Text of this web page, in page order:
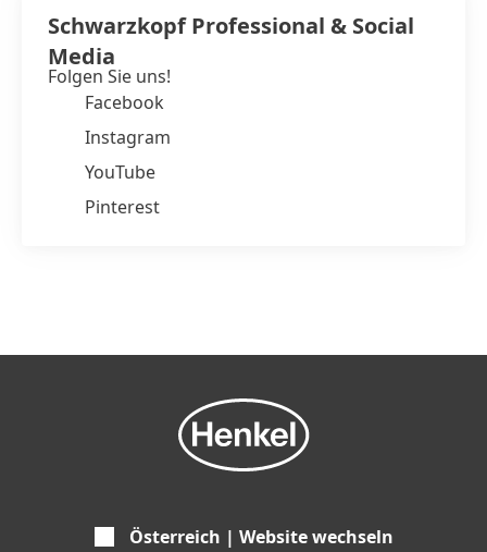
Schwarzkopf Professional & Social
Media
Folgen Sie uns!
Facebook
Instagram
YouTube
Pinterest
Österreich | Website wechseln